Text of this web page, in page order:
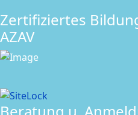
Zertifiziertes
AZAV